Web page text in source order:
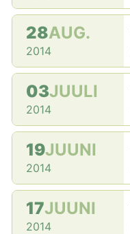
28AUG.
2014
03JUULI
2014
19JUUNI
2014
17JUUNI
2014